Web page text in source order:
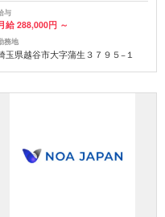
与
給 288,000円 ～
務地
玉県越谷市大字蒲生３７９５−１